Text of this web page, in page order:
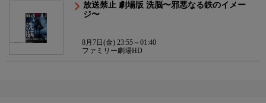
放送禁止 劇場版 洗脳〜邪悪なる鉄のイメー
ジ〜
8月7日(金) 23:55～01:40
ファミリー劇場HD